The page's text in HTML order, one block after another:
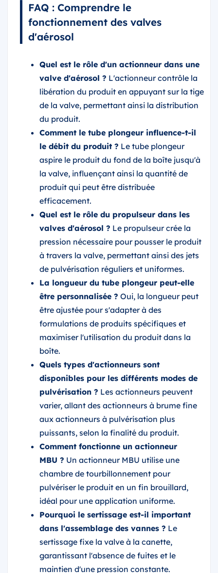
FAQ : Comprendre le
fonctionnement des valves
d'aérosol
Quel est le rôle d'un actionneur dans une
valve d'aérosol ? L'actionneur contrôle la
libération du produit en appuyant sur la tige
de la valve, permettant ainsi la distribution
du produit.
Comment le tube plongeur influence-t-il
le débit du produit ? Le tube plongeur
aspire le produit du fond de la boîte jusqu'à
la valve, influençant ainsi la quantité de
produit qui peut être distribuée
efficacement.
Quel est le rôle du propulseur dans les
valves d'aérosol ? Le propulseur crée la
pression nécessaire pour pousser le produit
à travers la valve, permettant ainsi des jets
de pulvérisation réguliers et uniformes.
La longueur du tube plongeur peut-elle
être personnalisée ? Oui, la longueur peut
être ajustée pour s'adapter à des
formulations de produits spécifiques et
maximiser l'utilisation du produit dans la
boîte.
Quels types d'actionneurs sont
disponibles pour les différents modes de
pulvérisation ? Les actionneurs peuvent
varier, allant des actionneurs à brume fine
aux actionneurs à pulvérisation plus
puissants, selon la finalité du produit.
Comment fonctionne un actionneur
MBU ? Un actionneur MBU utilise une
chambre de tourbillonnement pour
pulvériser le produit en un fin brouillard,
idéal pour une application uniforme.
Pourquoi le sertissage est-il important
dans l'assemblage des vannes ? Le
sertissage fixe la valve à la canette,
garantissant l'absence de fuites et le
maintien d'une pression constante.